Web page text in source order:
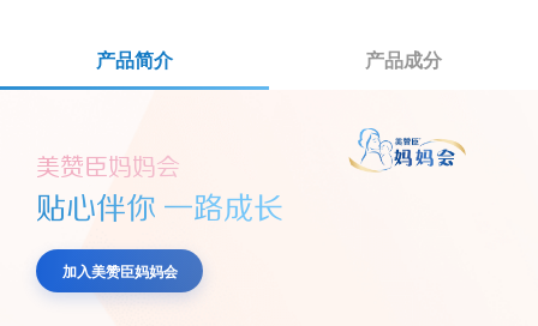
产品简介(active tab) 产品成分
美赞臣妈妈会
贴心伴你 一路成长
加入美赞臣妈妈会